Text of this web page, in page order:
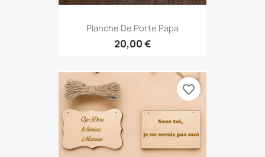
Planche De Porte Papa
20,00 €
favorite_border